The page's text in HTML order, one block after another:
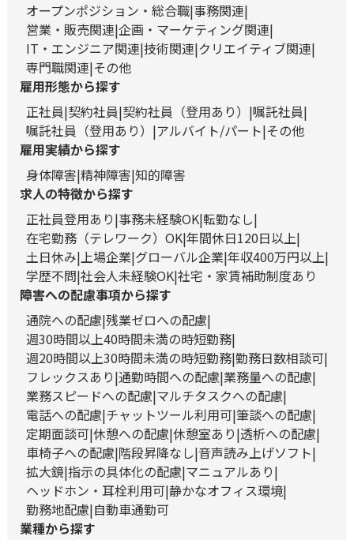
オープンポジション・総合職 事務関連
営業・販売関連 企画・マーケティング関連
IT・エンジニア関連 技術関連 クリエイティブ関連
専門職関連 その他
雇用形態から探す
正社員 契約社員 契約社員（登用あり）
嘱託社員
嘱託社員（登用あり）
アルバイト/パート その他
雇用実績から探す
身体障害 精神障害 知的障害
求人の特徴から探す
正社員登用あり 事務未経験OK 転勤なし
在宅勤務（テレワーク）OK 年間休日120日以上
土日休み 上場企業 グローバル企業 年収400万円以上
学歴不問 社会人未経験OK 社宅・家賃補助制度あり
障害への配慮事項から探す
通院への配慮 残業ゼロへの配慮
週30時間以上40時間未満の時短勤務
週20時間以上30時間未満の時短勤務 勤務日数相談可
フレックスあり 通勤時間への配慮 業務量への配慮
業務スピードへの配慮 マルチタスクへの配慮
電話への配慮 チャットツール利用可 筆談への配慮
定期面談可 休憩への配慮 休憩室あり 透析への配慮
車椅子への配慮 階段昇降なし 音声読み上げソフト
拡大鏡 指示の具体化の配慮 マニュアルあり
ヘッドホン・耳栓利用可 静かなオフィス環境
勤務地配慮 自動車通勤可
業種から探す